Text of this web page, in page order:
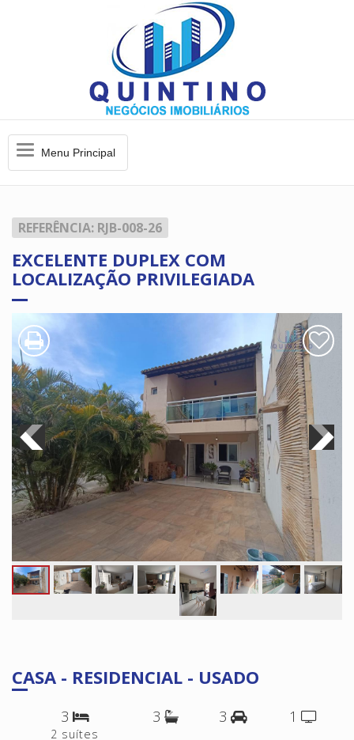
MenuMenu Principal
REFERÊNCIA: RJB-008-26
EXCELENTE DUPLEX COM
LOCALIZAÇÃO PRIVILEGIADA
CASA - RESIDENCIAL - USADO
3
2 suítes
3 3 1